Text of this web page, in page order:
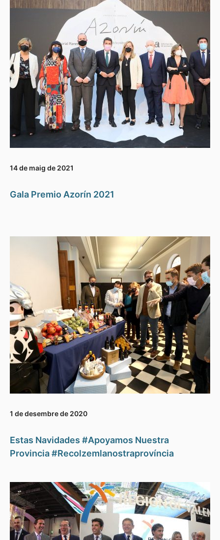
14 de maig de 2021
Gala Premio Azorín 2021
1 de desembre de 2020
Estas Navidades #Apoyamos Nuestra
Provincia #Recolzemlanostraprovíncia